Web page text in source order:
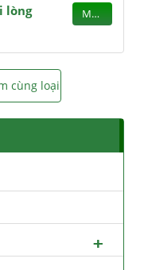
lòng
MUA
cùng loại